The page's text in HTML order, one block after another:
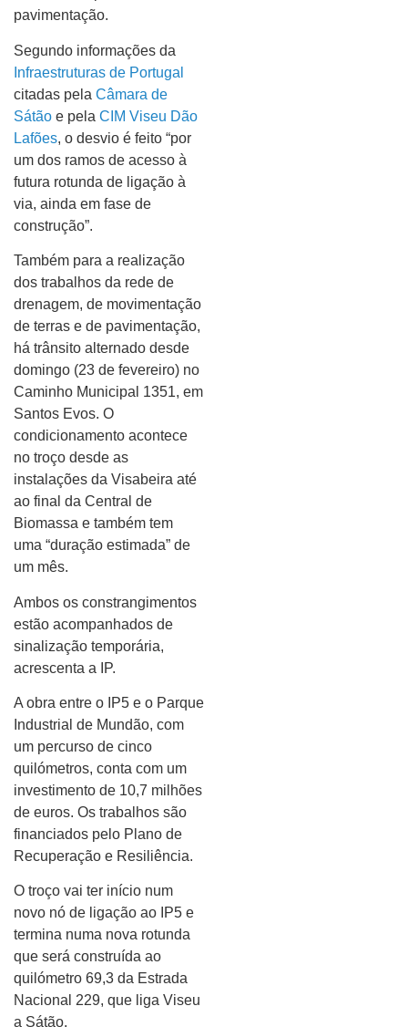
pavimentação.
Segundo informações da
Infraestruturas de Portugal
citadas pela Câmara de
Sátão e pela CIM Viseu Dão
Lafões, o desvio é feito “por
um dos ramos de acesso à
futura rotunda de ligação à
via, ainda em fase de
construção”.
Também para a realização
dos trabalhos da rede de
drenagem, de movimentação
de terras e de pavimentação,
há trânsito alternado desde
domingo (23 de fevereiro) no
Caminho Municipal 1351, em
Santos Evos. O
condicionamento acontece
no troço desde as
instalações da Visabeira até
ao final da Central de
Biomassa e também tem
uma “duração estimada” de
um mês.
Ambos os constrangimentos
estão acompanhados de
sinalização temporária,
acrescenta a IP.
A obra entre o IP5 e o Parque
Industrial de Mundão, com
um percurso de cinco
quilómetros, conta com um
investimento de 10,7 milhões
de euros. Os trabalhos são
financiados pelo Plano de
Recuperação e Resiliência.
O troço vai ter início num
novo nó de ligação ao IP5 e
termina numa nova rotunda
que será construída ao
quilómetro 69,3 da Estrada
Nacional 229, que liga Viseu
a Sátão.